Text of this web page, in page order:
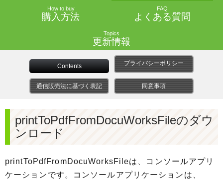
How to buy
購入方法
FAQ
よくある質問
Topics
更新情報
printToPdfFromDocuWorksFileのダウ
ンロード
printToPdfFromDocuWorksFileは、コンソールアプリ
ケーションです。コンソールアプリケーションは、
Contents プライバシーポリシー
通信販売法に基づく表記 同意事項